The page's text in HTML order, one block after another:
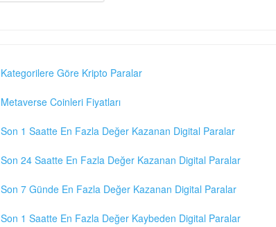
Kategorilere Göre Kripto Paralar
Metaverse Coinleri Fiyatları
Son 1 Saatte En Fazla Değer Kazanan Digital Paralar
Son 24 Saatte En Fazla Değer Kazanan Digital Paralar
Son 7 Günde En Fazla Değer Kazanan Digital Paralar
Son 1 Saatte En Fazla Değer Kaybeden Digital Paralar